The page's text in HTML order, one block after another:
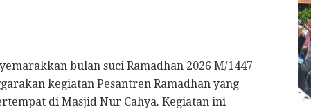
bulan suci Ramadhan 2026 M/1447
kegiatan Pesantren Ramadhan yang
di Masjid Nur Cahya. Kegiatan ini